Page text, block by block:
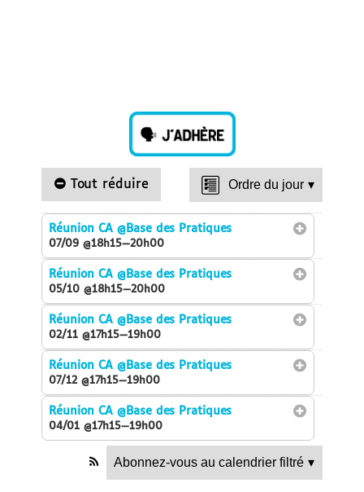
Tout réduire Ordre du jour ▾
Réunion CA@Base des Pratiques
07/09 @18h15—20h00
Réunion CA@Base des Pratiques
05/10 @18h15—20h00
Réunion CA@Base des Pratiques
02/11 @17h15—19h00
Réunion CA@Base des Pratiques
07/12 @17h15—19h00
Réunion CA@Base des Pratiques
04/01 @17h15—19h00
Abonnez-vous au calendrier filtré ▾